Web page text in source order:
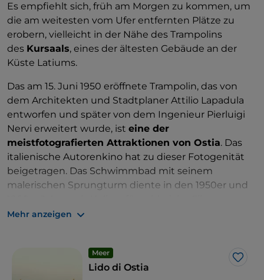
Es empfiehlt sich, früh am Morgen zu kommen, um
die am weitesten vom Ufer entfernten Plätze zu
erobern, vielleicht in der Nähe des Trampolins
des Kursaals, eines der ältesten Gebäude an der
Küste Latiums.
Das am 15. Juni 1950 eröffnete Trampolin, das von
dem Architekten und Stadtplaner Attilio Lapadula
entworfen und später von dem Ingenieur Pierluigi
Nervi erweitert wurde, ist eine der
meistfotografierten Attraktionen von Ostia. Das
italienische Autorenkino hat zu dieser Fotogenität
beigetragen. Das Schwimmbad mit seinem
malerischen Sprungturm diente in den 1950er und
Federico Fellinis
Mehr anzeigen
Meer
Like
Lido di Ostia